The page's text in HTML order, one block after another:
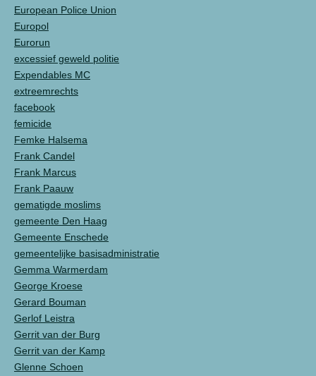
European Police Union
Europol
Eurorun
excessief geweld politie
Expendables MC
extreemrechts
facebook
femicide
Femke Halsema
Frank Candel
Frank Marcus
Frank Paauw
gematigde moslims
gemeente Den Haag
Gemeente Enschede
gemeentelijke basisadministratie
Gemma Warmerdam
George Kroese
Gerard Bouman
Gerlof Leistra
Gerrit van der Burg
Gerrit van der Kamp
Glenne Schoen